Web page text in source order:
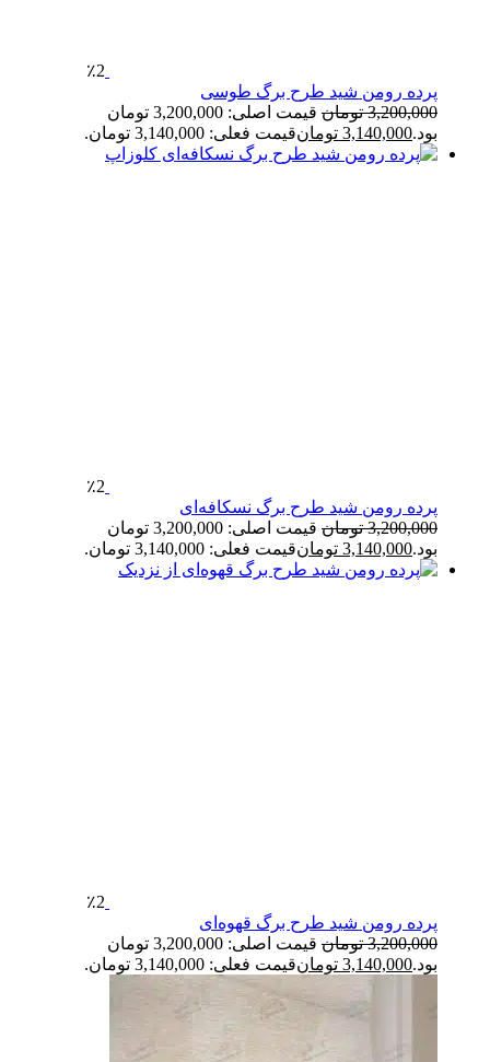
٪2
پرده رومن شید طرح برگ طوسی
3,200,000 تومان
قیمت اصلی: 3,200,000 تومان
بود.3,140,000 تومانقیمت فعلی: 3,140,000 تومان.
٪2
پرده رومن شید طرح برگ نسکافه‌ای
3,200,000 تومان
قیمت اصلی: 3,200,000 تومان
بود.3,140,000 تومانقیمت فعلی: 3,140,000 تومان.
٪2
پرده رومن شید طرح برگ قهوه‌ای
3,200,000 تومان
قیمت اصلی: 3,200,000 تومان
بود.3,140,000 تومانقیمت فعلی: 3,140,000 تومان.